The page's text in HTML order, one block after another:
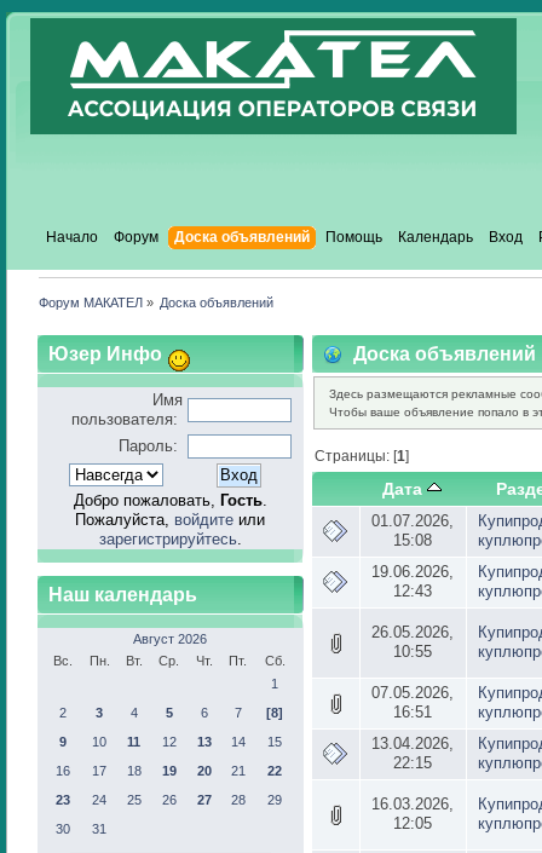
Начало Форум Доска объявлений Помощь Календарь Вход
Форум МАКАТЕЛ » Доска объявлений
Юзер Инфо
Имя
пользователя:
Пароль:
Добро пожаловать, Гость.
Пожалуйста, войдите или
зарегистрируйтесь.
Наш календарь
Август 2026
Вс.
Пн. Вт. Ср. Чт. Пт.
Сб.
1
2
3 4 5 6 7
[8]
9
10 11 12 13 14
15
16
17 18 19 20 21
22
23
24 25 26 27 28
29
30
31
Доска объявлений
Здесь размещаются рекламные
Чтобы ваше объявление попало в
Страницы: [1]
Дата
01.07.2026,
15:08
19.06.2026,
12:43
26.05.2026,
10:55
07.05.2026,
16:51
13.04.2026,
22:15
16.03.2026,
12:05